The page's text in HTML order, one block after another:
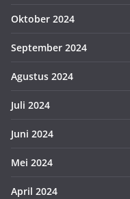
Oktober 2024
September 2024
Agustus 2024
Juli 2024
Juni 2024
Mei 2024
April 2024